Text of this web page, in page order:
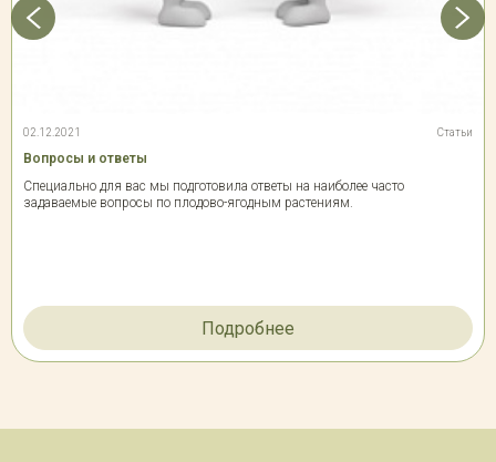
02.12.2021 Статьи
Вопросы и ответы
Специально для вас мы подготовила ответы на наиболее часто
задаваемые вопросы по плодово-ягодным растениям.
Подробнее